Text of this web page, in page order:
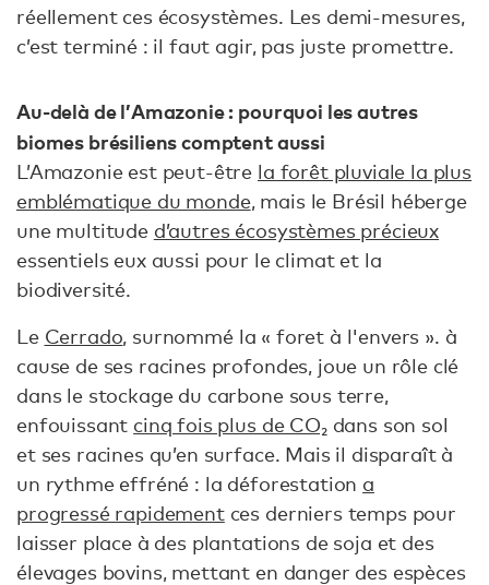
réellement ces écosystèmes. Les demi-mesures,
c’est terminé : il faut agir, pas juste promettre.
Au-delà de l’Amazonie : pourquoi les autres
biomes brésiliens comptent aussi
L’Amazonie est peut-être la forêt pluviale la plus
emblématique du monde, mais le Brésil héberge
une multitude d’autres écosystèmes précieux
essentiels eux aussi pour le climat et la
biodiversité.
Le Cerrado, surnommé la « foret à l'envers ». à
cause de ses racines profondes, joue un rôle clé
dans le stockage du carbone sous terre,
enfouissant cinq fois plus de CO₂dans son sol
et ses racines qu’en surface. Mais il disparaît à
un rythme effréné : la déforestation a
progressé rapidementces derniers temps pour
laisser place à des plantations de soja et des
élevages bovins, mettant en danger des espèces